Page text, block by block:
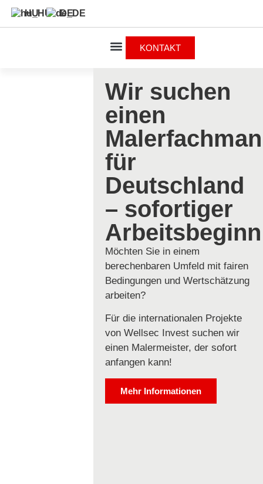
HU DE
KONTAKT
Wir suchen
einen
für
Deutschland
– sofortiger
Möchten Sie in einem
berechenbaren Umfeld mit fairen
Bedingungen und Wertschätzung
arbeiten?
Für die internationalen Projekte
von Wellsec Invest suchen wir
einen Malermeister, der sofort
anfangen kann!
Mehr Informationen